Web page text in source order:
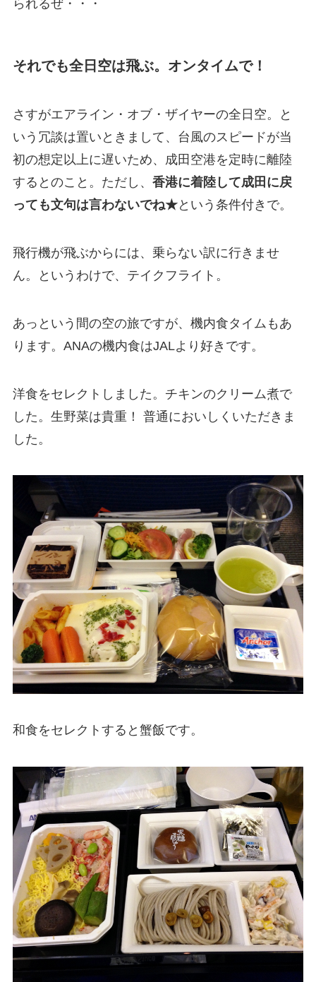
られるぜ・・・
それでも全日空は飛ぶ。オンタイムで！
さすがエアライン・オブ・ザイヤーの全日空。と
いう冗談は置いときまして、台風のスピードが当
初の想定以上に遅いため、成田空港を定時に離陸
するとのこと。ただし、 香港に着陸して成田に戻
っても文句は言わないでね★という条件付きで。
飛行機が飛ぶからには、乗らない訳に行きませ
ん。というわけで、テイクフライト。
あっという間の空の旅ですが、機内食タイムもあ
ります。ANAの機内食はJALより好きです。
洋食をセレクトしました。チキンのクリーム煮で
した。生野菜は貴重！ 普通においしくいただきま
した。
和食をセレクトすると蟹飯です。